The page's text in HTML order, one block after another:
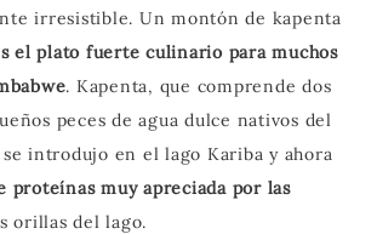
irresistible. Un montón de kapenta
el plato fuerte culinario para muchos
. Kapenta, que comprende dos
peces de agua dulce nativos del
introdujo en el lago Kariba y ahora
proteínas muy apreciada por las
orillas del lago.